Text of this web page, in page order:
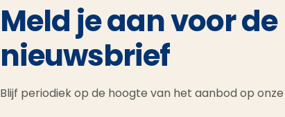
Meld je aan voor de
nieuwsbrief
Blijf periodiek op de hoogte van het aanbod op